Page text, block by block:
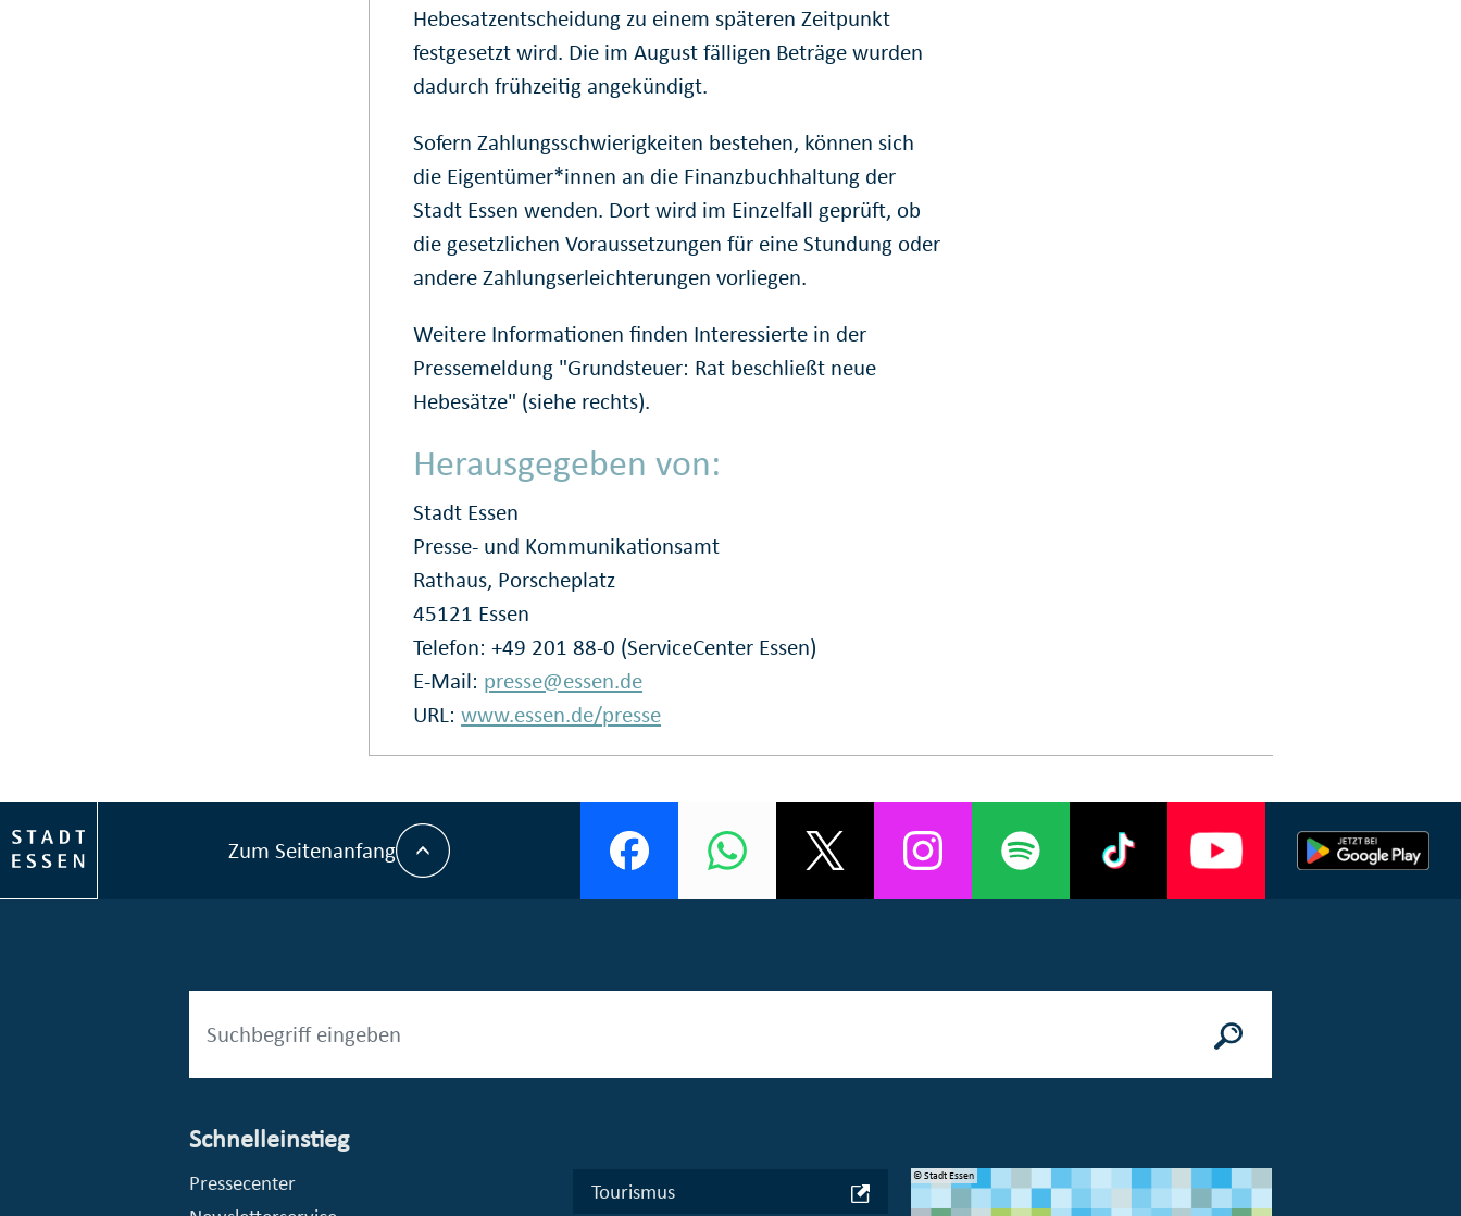
Hebesatzentscheidung zu einem späteren Zeitpunkt
festgesetzt wird. Die im August fälligen Beträge wurden
dadurch frühzeitig angekündigt.
Sofern Zahlungsschwierigkeiten bestehen, können sich
die Eigentümer*innen an die Finanzbuchhaltung der
Stadt Essen wenden. Dort wird im Einzelfall geprüft, ob
die gesetzlichen Voraussetzungen für eine Stundung oder
andere Zahlungserleichterungen vorliegen.
Weitere Informationen finden Interessierte in der
Pressemeldung "Grundsteuer: Rat beschließt neue
Hebesätze" (siehe rechts).
Herausgegeben von:
Stadt Essen
Presse- und Kommunikationsamt
Rathaus, Porscheplatz
45121 Essen
Telefon: +49 201 88-0 (ServiceCenter Essen)
E-Mail: presse@essen.de
URL:www.essen.de/presse
Zum Seitenanfang
Schnelleinstieg
Pressecenter
Tourismus
© Stadt Essen, Presse- und Kommunikationsamt © Stadt Essen